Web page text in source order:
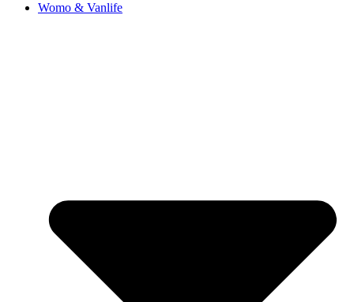
Womo & Vanlife